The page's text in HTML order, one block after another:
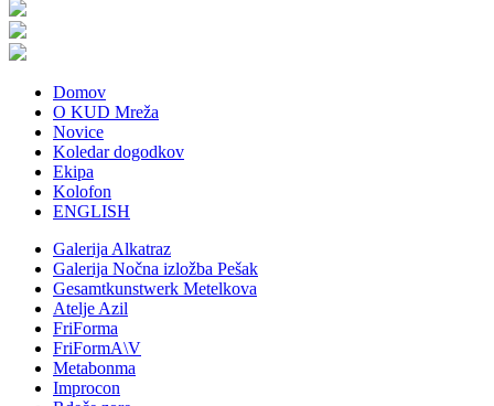
Domov
O KUD Mreža
Novice
Koledar dogodkov
Ekipa
Kolofon
ENGLISH
Galerija Alkatraz
Galerija Nočna izložba Pešak
Gesamtkunstwerk Metelkova
Atelje Azil
FriForma
FriFormA\V
Metabonma
Improcon